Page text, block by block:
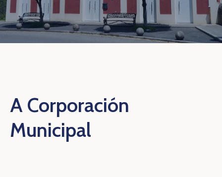
Turismo
Novas
A Corporación
Municipal